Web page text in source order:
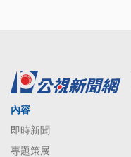
內容
即時新聞
專題策展